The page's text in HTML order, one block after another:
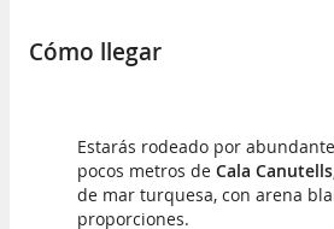
Cómo llegar
Estarás rodeado por
pocos metros de Cala Canutells
de mar turquesa, con arena
proporciones.